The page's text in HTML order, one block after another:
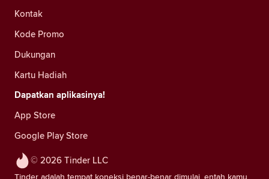
© 2026 Tinder LLC
Tinder adalah tempat koneksi benar-benar dimulai, entah kamu
Kontak
Kode Promo
Dukungan
Kartu Hadiah
Dapatkan aplikasinya!
App Store
Google Play Store